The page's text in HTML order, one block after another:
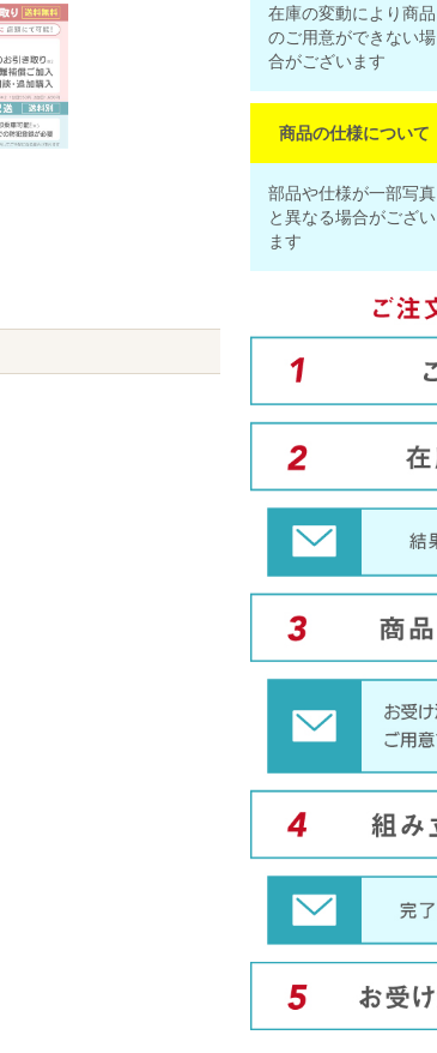
在庫の変動により商品
のご用意ができない場
合がございます
商品の仕様について
部品や仕様が一部写真
と異なる場合がござい
ます